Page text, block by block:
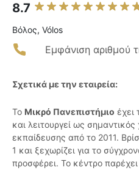
8.7
Βόλος, Vólos
Εμφάνιση αριθμού
Σχετικά με την εταιρεία:
Το Μικρό Πανεπιστήμιο έχει
και λειτουργεί ως
εκπαίδευσης από το 2011.
1 και ξεχωρίζει για το
προσφέρει. Το κέντρο